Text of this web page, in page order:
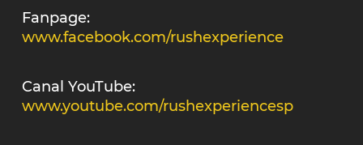
Fanpage:
www.facebook.com/rushexperience
Canal YouTube:
www.youtube.com/rushexperiencesp